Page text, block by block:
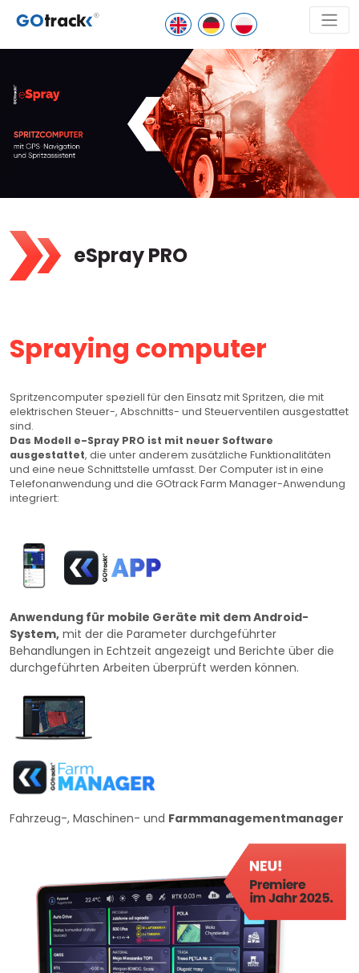
eSpray PRO
Spraying computer
Spritzencomputer speziell für den Einsatz mit Spritzen, die mit
elektrischen Steuer-, Abschnitts- und Steuerventilen ausgestattet
sind.
Das Modell e-Spray PRO ist mit neuer Software
ausgestattet, die unter anderem zusätzliche Funktionalitäten
und eine neue Schnittstelle umfasst. Der Computer ist in eine
Telefonanwendung und die GOtrack Farm Manager-Anwendung
integriert:
Anwendung für mobile Geräte mit dem Android-
System, mit der die Parameter durchgeführter
Behandlungen in Echtzeit angezeigt und Berichte über die
durchgeführten Arbeiten überprüft werden können.
Fahrzeug-, Maschinen- und Farmmanagementmanager